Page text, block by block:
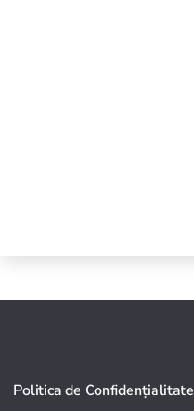
Politica de Confidențialitate